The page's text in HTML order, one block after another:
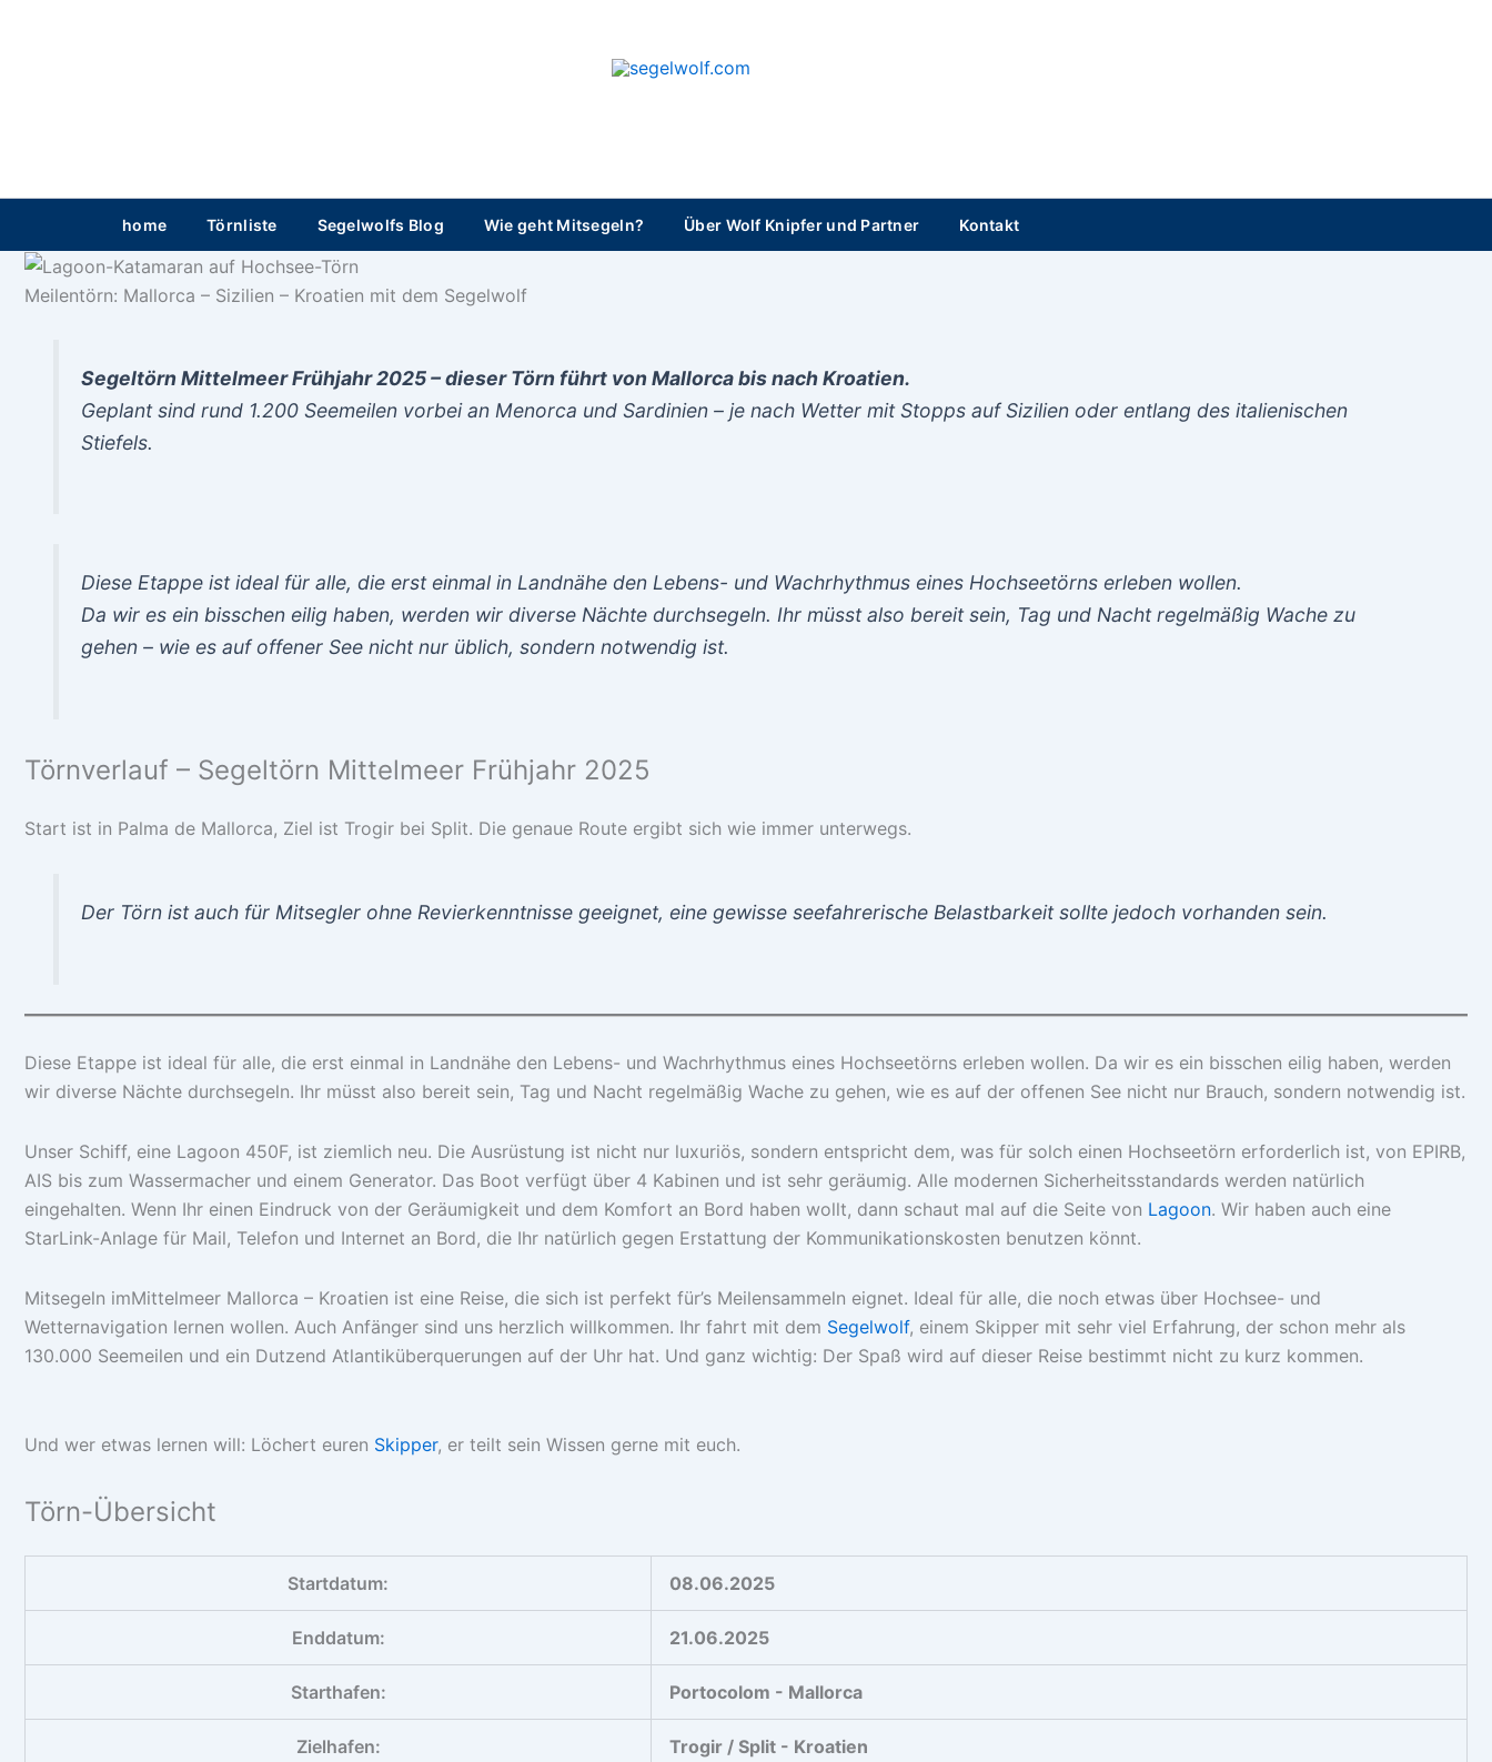
home Törnliste Segelwolfs Blog Wie geht Mitsegeln? Über Wolf Knipfer und Partner Kontakt
Meilentörn: Mallorca – Sizilien – Kroatien mit dem Segelwolf
Segeltörn Mittelmeer Frühjahr 2025 –dieser Törn führt von Mallorca bis nach Kroatien.
Geplant sind rund 1.200 Seemeilen vorbei an Menorca und Sardinien – je nach Wetter mit Stopps auf Sizilien oder entlang des italienischen
Stiefels.
Diese Etappe ist ideal für alle, die erst einmal in Landnähe den Lebens- und Wachrhythmus eines Hochseetörns erleben wollen.
Da wir es ein bisschen eilig haben, werden wir diverse Nächte durchsegeln. Ihr müsst also bereit sein, Tag und Nacht regelmäßig Wache zu
gehen – wie es auf offener See nicht nur üblich, sondern notwendig ist.
Törnverlauf – Segeltörn Mittelmeer Frühjahr 2025
Start ist in Palma de Mallorca, Ziel ist Trogir bei Split. Die genaue Route ergibt sich wie immer unterwegs.
Der Törn ist auch für Mitsegler ohne Revierkenntnisse geeignet, eine gewisse seefahrerische Belastbarkeit sollte jedoch vorhanden sein.
Diese Etappe ist ideal für alle, die erst einmal in Landnähe den Lebens- und Wachrhythmus eines Hochseetörns erleben wollen. Da wir es ein bisschen eilig haben, werden
wir diverse Nächte durchsegeln. Ihr müsst also bereit sein, Tag und Nacht regelmäßig Wache zu gehen, wie es auf der offenen See nicht nur Brauch, sondern notwendig ist.
Unser Schiff, eine Lagoon 450F, ist ziemlich neu. Die Ausrüstung ist nicht nur luxuriös, sondern entspricht dem, was für solch einen Hochseetörn erforderlich ist, von EPIRB,
AIS bis zum Wassermacher und einem Generator. Das Boot verfügt über 4 Kabinen und ist sehr geräumig. Alle modernen Sicherheitsstandards werden natürlich
eingehalten. Wenn Ihr einen Eindruck von der Geräumigkeit und dem Komfort an Bord haben wollt, dann schaut mal auf die Seite von Lagoon. Wir haben auch eine
StarLink-Anlage für Mail, Telefon und Internet an Bord, die Ihr natürlich gegen Erstattung der Kommunikationskosten benutzen könnt.
Mitsegeln imMittelmeer Mallorca – Kroatien ist eine Reise, die sich ist perfekt für’s Meilensammeln eignet. Ideal für alle, die noch etwas über Hochsee- und
Wetternavigation lernen wollen. Auch Anfänger sind uns herzlich willkommen. Ihr fahrt mit dem Segelwolf, einem Skipper mit sehr viel Erfahrung, der schon mehr als
130.000 Seemeilen und ein Dutzend Atlantiküberquerungen auf der Uhr hat. Und ganz wichtig: Der Spaß wird auf dieser Reise bestimmt nicht zu kurz kommen.
Und wer etwas lernen will: Löchert euren Skipper, er teilt sein Wissen gerne mit euch.
Törn-Übersicht
Startdatum: 08.06.2025
Enddatum: 21.06.2025
Starthafen: Portocolom - Mallorca
Zielhafen: Trogir / Split - Kroatien